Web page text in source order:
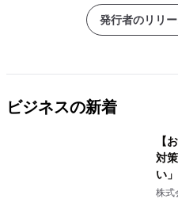
発行者のリリ
ビジネスの新着
【
対
い
め
株式